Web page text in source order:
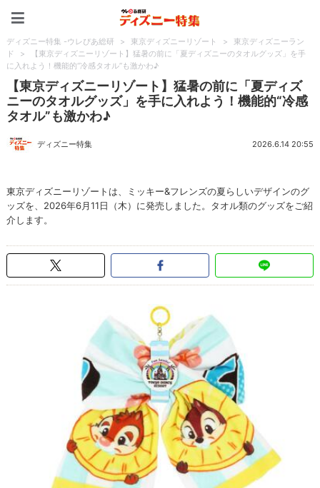
ディズニー特集 -ウレぴあ総研 > 東京ディズニーリゾート >
東京ディズニーラン
ド
>
【東京ディズニーリゾート】猛暑の前に「夏ディズニーのタオルグッズ」を手
に入れよう！機能的“冷感タオル”も激かわ♪
【東京ディズニーリゾート】猛暑の前に「夏ディズ
ニーのタオルグッズ」を手に入れよう！機能的“冷感
タオル”も激かわ♪
ディズニー特集 2026.6.14 20:55
東京ディズニーリゾートは、ミッキー&フレンズの夏らしいデザインのグ
ッズを、2026年6月11日（木）に発売しました。タオル類のグッズをご紹
介します。